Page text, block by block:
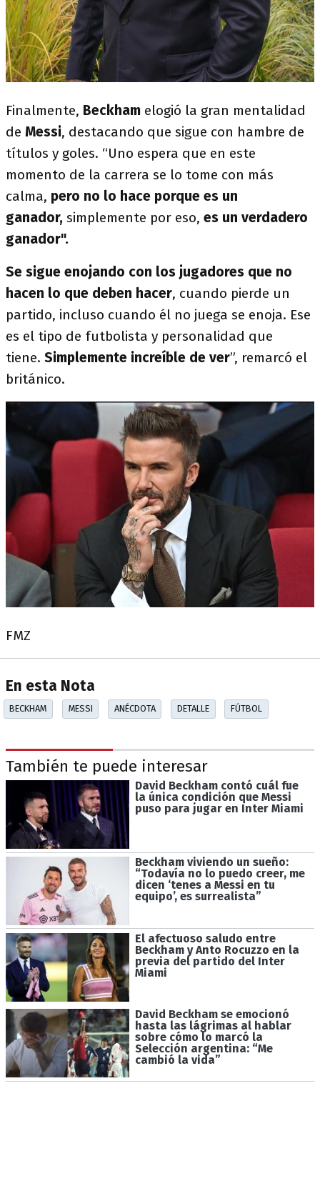
Finalmente, Beckham elogió la gran mentalidad
de Messi, destacando que sigue con hambre de
títulos y goles. “Uno espera que en este
momento de la carrera se lo tome con más
calma, pero no lo hace porque es un
ganador, simplemente por eso, es un verdadero
ganador".
Se sigue enojando con los jugadores que no
hacen lo que deben hacer, cuando pierde un
partido, incluso cuando él no juega se enoja. Ese
es el tipo de futbolista y personalidad que
tiene. Simplemente increíble de ver”, remarcó el
británico.
FMZ
En esta Nota
BECKHAM MESSI ANÉCDOTA DETALLE FÚTBOL
También te puede interesar
David Beckham contó cuál fue
la única condición que Messi
puso para jugar en Inter Miami
Beckham viviendo un sueño:
“Todavía no lo puedo creer, me
dicen ‘tenes a Messi en tu
equipo’, es surrealista”
El afectuoso saludo entre
Beckham y Anto Rocuzzo en la
previa del partido del Inter
Miami
David Beckham se emocionó
hasta las lágrimas al hablar
sobre cómo lo marcó la
Selección argentina: “Me
cambió la vida”